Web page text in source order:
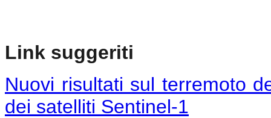
Link suggeriti
Nuovi risultati sul terremoto
dei satelliti Sentinel-1